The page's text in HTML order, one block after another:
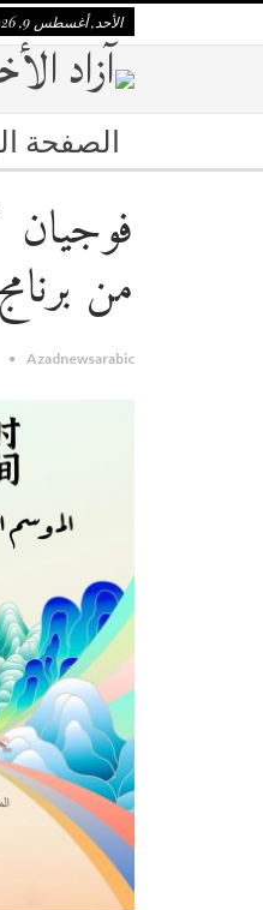
الأحد, أغسطس 9, 2026
الصفحة
فوجيان
من
Azadnewsarabic